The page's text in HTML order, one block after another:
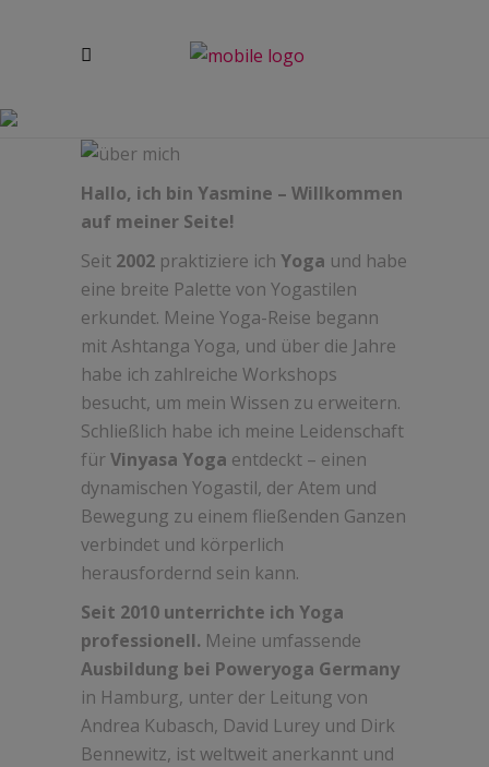
Hallo, ich bin Yasmine – Willkommen
auf meiner Seite!
Seit 2002 praktiziere ich Yoga und habe
eine breite Palette von Yogastilen
erkundet. Meine Yoga-Reise begann
mit Ashtanga Yoga, und über die Jahre
habe ich zahlreiche Workshops
besucht, um mein Wissen zu erweitern.
Schließlich habe ich meine Leidenschaft
fürVinyasa Yoga entdeckt – einen
dynamischen Yogastil, der Atem und
Bewegung zu einem fließenden Ganzen
verbindet und körperlich
herausfordernd sein kann.
Seit 2010 unterrichte ich Yoga
professionell. Meine umfassende
Ausbildung bei Poweryoga Germany
in Hamburg, unter der Leitung von
Andrea Kubasch, David Lurey und Dirk
Bennewitz, ist weltweit anerkannt und